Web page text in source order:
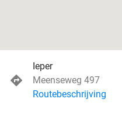
Ieper
Meenseweg 497
Routebeschrijving